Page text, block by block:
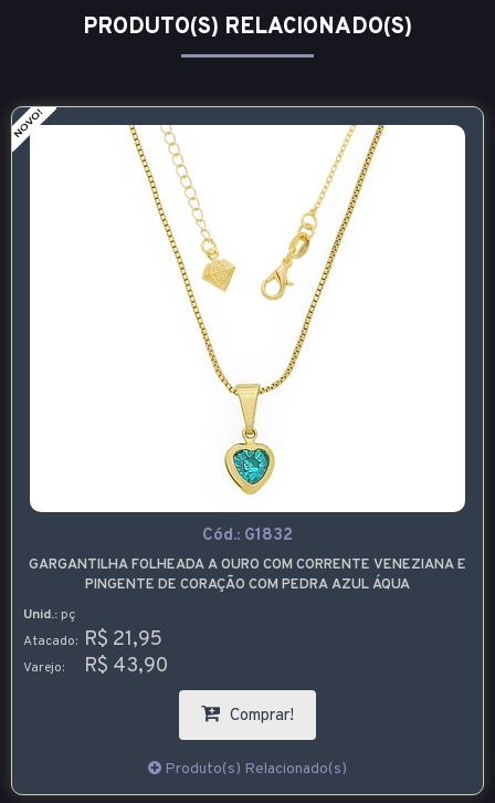
PRODUTO(S) RELACIONADO(S)
Cód.: G1832
GARGANTILHA FOLHEADA A OURO COM CORRENTE VENEZIANA E
PINGENTE DE CORAÇÃO COM PEDRA AZUL ÁQUA
Unid.: pç
Atacado: R$ 21,95
Varejo: R$ 43,90
Comprar!
Produto(s) Relacionado(s)